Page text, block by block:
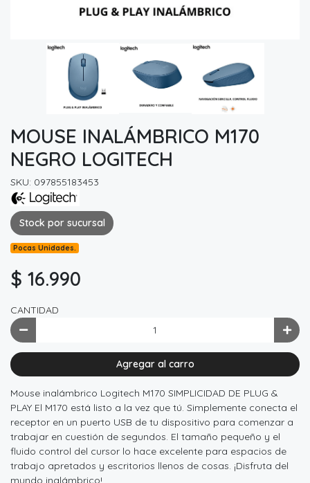
MOUSE INALÁMBRICO M170
NEGRO LOGITECH
SKU: 097855183453
Stock por sucursal
Pocas Unidades.
$ 16.990
CANTIDAD
Agregar al carro
Mouse inalámbrico Logitech M170 SIMPLICIDAD DE PLUG &
PLAY El M170 está listo a la vez que tú. Simplemente conecta el
receptor en un puerto USB de tu dispositivo para comenzar a
trabajar en cuestión de segundos. El tamaño pequeño y el
fluido control del cursor lo hace excelente para espacios de
trabajo apretados y escritorios llenos de cosas. ¡Disfruta del
mundo inalámbrico!